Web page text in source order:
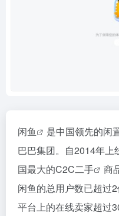
闲鱼 是中国领先的闲
巴巴集团。自2014年上
国最大的C2C二手
商
闲鱼的总用户数已超过
平台上的在线卖家超过